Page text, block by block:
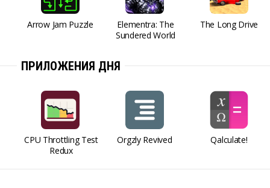
Arrow Jam Puzzle
Elementra: The
Sundered World
The Long Drive
ПРИЛОЖЕНИЯ ДНЯ
CPU Throttling Test
Redux
Orgzly Revived Qalculate!